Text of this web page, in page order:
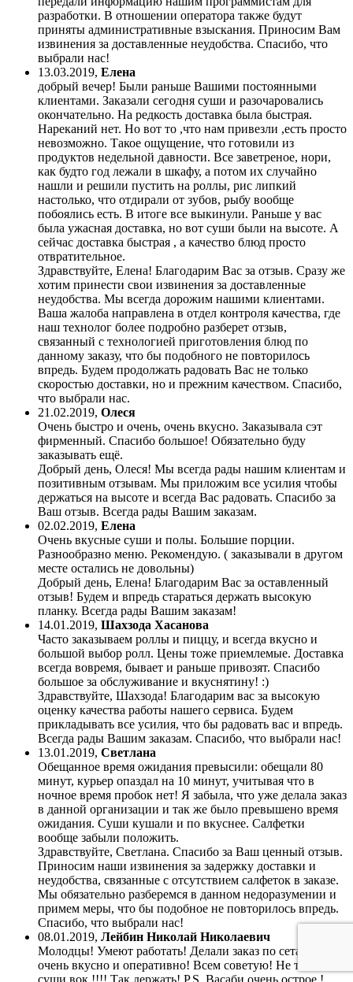
разработки. В отношении оператора также будут
приняты административные взыскания. Приносим Вам
извинения за доставленные неудобства. Спасибо, что
выбрали нас!
13.03.2019, Елена
добрый вечер! Были раньше Вашими постоянными
клиентами. Заказали сегодня суши и разочаровались
окончательно. На редкость доставка была быстрая.
Нареканий нет. Но вот то ,что нам привезли ,есть просто
невозможно. Такое ощущение, что готовили из
продуктов недельной давности. Все заветреное, нори,
как будто год лежали в шкафу, а потом их случайно
нашли и решили пустить на роллы, рис липкий
настолько, что отдирали от зубов, рыбу вообще
побоялись есть. В итоге все выкинули. Раньше у вас
была ужасная доставка, но вот суши были на высоте. А
сейчас доставка быстрая , а качество блюд просто
отвратительное.
Здравствуйте, Елена! Благодарим Вас за отзыв. Сразу же
хотим принести свои извинения за доставленные
неудобства. Мы всегда дорожим нашими клиентами.
Ваша жалоба направлена в отдел контроля качества, где
наш технолог более подробно разберет отзыв,
связанный с технологией приготовления блюд по
данному заказу, что бы подобного не повторилось
впредь. Будем продолжать радовать Вас не только
скоростью доставки, но и прежним качеством. Спасибо,
что выбрали нас.
21.02.2019, Олеся
Очень быстро и очень, очень вкусно. Заказывала сэт
фирменный. Спасибо большое! Обязательно буду
заказывать ещё.
Добрый день, Олеся! Мы всегда рады нашим клиентам и
позитивным отзывам. Мы приложим все усилия чтобы
держаться на высоте и всегда Вас радовать. Спасибо за
Ваш отзыв. Всегда рады Вашим заказам.
02.02.2019, Елена
Очень вкусные суши и полы. Большие порции.
Разнообразно меню. Рекомендую. ( заказывали в другом
месте остались не довольны)
Добрый день, Елена! Благодарим Вас за оставленный
отзыв! Будем и впредь стараться держать высокую
планку. Всегда рады Вашим заказам!
14.01.2019, Шахзода Хасанова
Часто заказываем роллы и пиццу, и всегда вкусно и
большой выбор ролл. Цены тоже приемлемые. Доставка
всегда вовремя, бывает и раньше привозят. Спасибо
большое за обслуживание и вкуснятину! :)
Здравствуйте, Шахзода! Благодарим вас за высокую
оценку качества работы нашего сервиса. Будем
прикладывать все усилия, что бы радовать вас и впредь.
Всегда рады Вашим заказам. Спасибо, что выбрали нас!
13.01.2019, Светлана
Обещанное время ожидания превысили: обещали 80
минут, курьер опаздал на 10 минут, учитывая что в
ночное время пробок нет! Я забыла, что уже делала заказ
в данной организации и так же было превышено время
ожидания. Суши кушали и по вкуснее. Салфетки
вообще забыли положить.
Здравствуйте, Светлана. Спасибо за Ваш ценный отзыв.
Приносим наши извинения за задержку доставки и
неудобства, связанные с отсутствием салфеток в заказе.
Мы обязательно разберемся в данном недоразумении и
примем меры, что бы подобное не повторилось впредь.
Спасибо, что выбрали нас!
08.01.2019, Лейбин Николай Николаевич
Молодцы! Умеют работать! Делали заказ по сетам, все
очень вкусно и оперативно! Всем советую! Не то что,
суши вок !!!! Так держать! P.S. Васаби очень острое !